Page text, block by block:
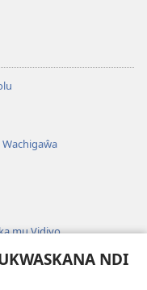
NDI
mu Vidiyo